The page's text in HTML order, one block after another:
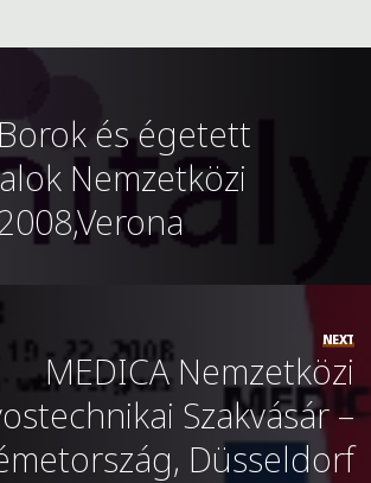
és égetett
Nemzetközi
NEXT
MEDICA Nemzetközi
Szakvásár –
Düsseldorf